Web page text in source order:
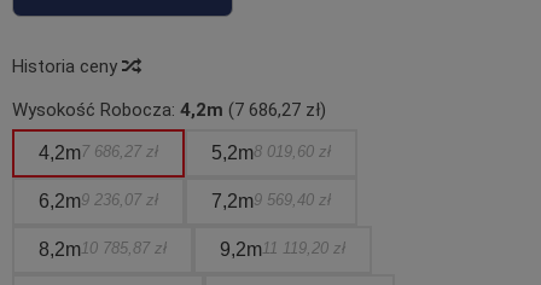
Historia ceny
Wysokość Robocza: 4,2m (7 686,27 zł)
4,2m7 686,27 zł 5,2m8 019,60 zł
6,2m9 236,07 zł 7,2m9 569,40 zł
8,2m 10 785,87 zł 9,2m 11 119,20 zł